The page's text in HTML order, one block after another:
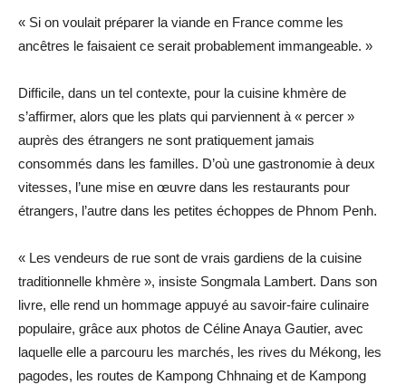
« Si on voulait préparer la viande en France comme les
ancêtres le faisaient ce serait probablement immangeable. »
Difficile, dans un tel contexte, pour la cuisine khmère de
s’affirmer, alors que les plats qui parviennent à « percer »
auprès des étrangers ne sont pratiquement jamais
consommés dans les familles. D’où une gastronomie à deux
vitesses, l’une mise en œuvre dans les restaurants pour
étrangers, l’autre dans les petites échoppes de Phnom Penh.
« Les vendeurs de rue sont de vrais gardiens de la cuisine
traditionnelle khmère », insiste Songmala Lambert. Dans son
livre, elle rend un hommage appuyé au savoir-faire culinaire
populaire, grâce aux photos de Céline Anaya Gautier, avec
laquelle elle a parcouru les marchés, les rives du Mékong, les
pagodes, les routes de Kampong Chhnaing et de Kampong